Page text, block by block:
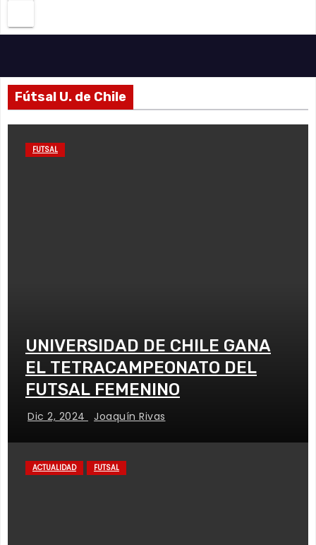
Fútsal U. de Chile
FUTSAL
UNIVERSIDAD DE CHILE GANA
EL TETRACAMPEONATO DEL
FUTSAL FEMENINO
Dic 2, 2024 Joaquín Rivas
ACTUALIDAD FUTSAL